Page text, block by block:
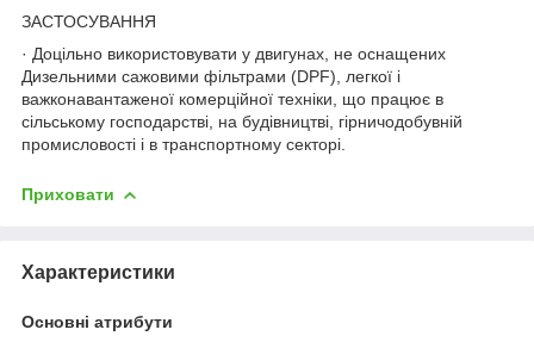
ЗАСТОСУВАННЯ
· Доцільно використовувати у двигунах, не оснащених
Дизельними сажовими фільтрами (DPF), легкої і
важконавантаженої комерційної техніки, що працює в
сільському господарстві, на будівництві, гірничодобувній
промисловості і в транспортному секторі.
Приховати
Характеристики
Основні атрибути